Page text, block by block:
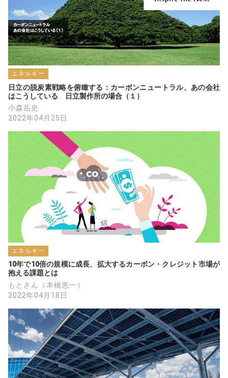
エネルギー
日立の脱炭素戦略を俯瞰する：カーボンニュートラル、あの会社
はこうしている　日立製作所の場合（１）
小森岳史
2022年04月25日
エネルギー
10年で10倍の規模に成長、拡大するカーボン・クレジット市場が
抱える課題とは
もとさん（本橋恵一）
2022年04月18日